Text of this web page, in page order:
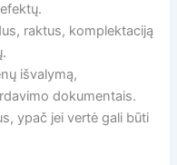
raktus, komplektaciją
išvalymą,
dokumentais.
ypač jei vertė gali būti